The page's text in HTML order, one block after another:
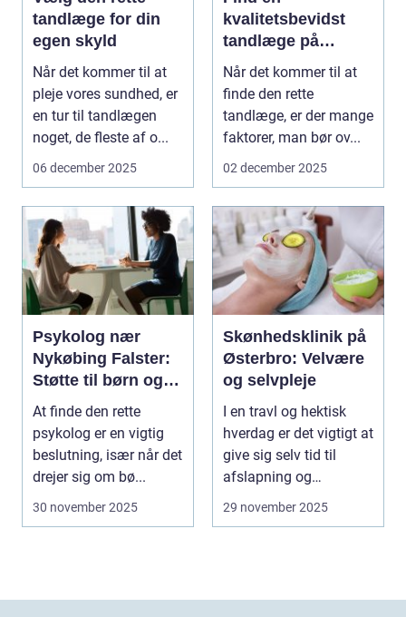
tandlæge for din
egen skyld
Når det kommer til at
pleje vores sundhed, er
en tur til tandlægen
noget, de fleste af o...
06 december 2025
kvalitetsbevidst
tandlæge på
Vesterbro
Når det kommer til at
finde den rette
tandlæge, er der mange
faktorer, man bør ov...
02 december 2025
Psykolog nær
Nykøbing Falster:
Støtte til børn og
unge
At finde den rette
psykolog er en vigtig
beslutning, især når det
drejer sig om bø...
30 november 2025
Skønhedsklinik på
Østerbro: Velvære
og selvpleje
I en travl og hektisk
hverdag er det vigtigt at
give sig selv tid til
afslapning og
fornyelse. Dette...
29 november 2025